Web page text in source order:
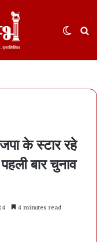
के स्टार रहे
बार चुनाव
4 minutes read